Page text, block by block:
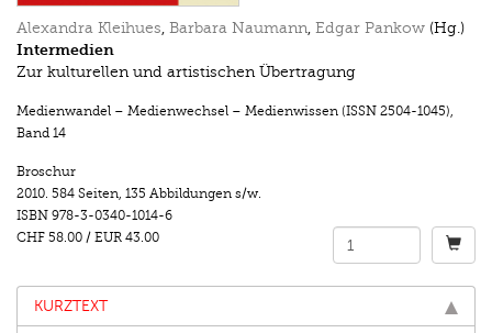
Alexandra Kleihues, Barbara Naumann, Edgar Pankow (Hg.)
Intermedien
Zur kulturellen und artistischen Übertragung
Medienwandel – Medienwechsel – Medienwissen (ISSN 2504-1045),
Band 14
Broschur
2010. 584 Seiten, 135 Abbildungen s/w.
ISBN 978-3-0340-1014-6
CHF 58.00 / EUR 43.00
KURZTEXT